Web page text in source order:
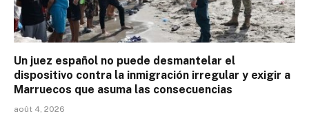
Un juez español no puede desmantelar el
dispositivo contra la inmigración irregular y exigir a
Marruecos que asuma las consecuencias
août 4, 2026